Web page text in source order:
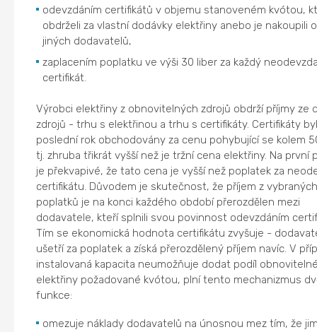
odevzdáním certifikátů v objemu stanoveném kvótou,
obdrželi za vlastní dodávky elektřiny anebo je nakoupili
jiných dodavatelů,
zaplacením poplatku ve výši 30 liber za každý
certifikát.
Výrobci elektřiny z obnovitelných zdrojů obdrží příjmy ze
zdrojů - trhu s elektřinou a trhu s certifikáty. Certifikáty
poslední rok obchodovány za cenu pohybující se kolem
tj. zhruba třikrát vyšší než je tržní cena elektřiny. Na první
je překvapivé, že tato cena je vyšší než poplatek za
certifikátu. Důvodem je skutečnost, že příjem z vybraných
poplatků je na konci každého období přerozdělen mezi
dodavatele, kteří splnili svou povinnost odevzdáním
Tím se ekonomická hodnota certifikátu zvyšuje -
ušetří za poplatek a získá přerozdělený příjem navíc. V
instalovaná kapacita neumožňuje dodat podíl
elektřiny požadované kvótou, plní tento mechanizmus
funkce:
omezuje náklady dodavatelů na únosnou mez tím, že